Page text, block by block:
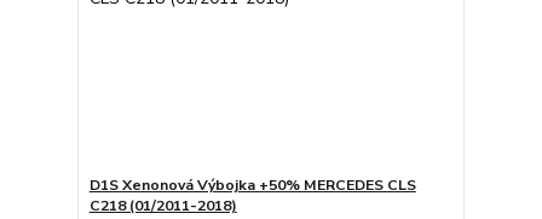
D1S Xenonová Výbojka +50% MERCEDES CLS
C218 (01/2011-2018)